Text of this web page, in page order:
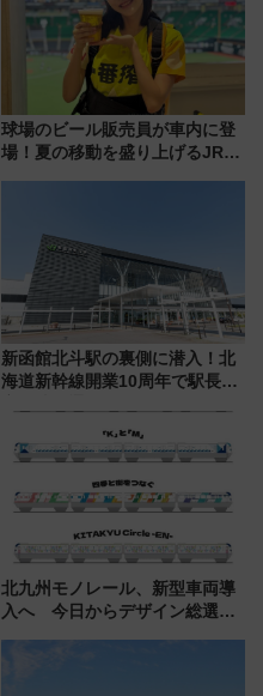
球場のビール販売員が車内に登
場！夏の移動を盛り上げるJR九
新函館北斗駅の裏側に潜入！北
海道新幹線開業10周年で駅長
ト 参加方法や体験内容を紹介
北九州モノレール、新型車両導
入へ 今日からデザイン総選挙